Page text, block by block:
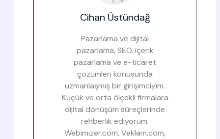
Cihan Üstündağ
Pazarlama ve dijital
pazarlama, SEO, içerik
pazarlama ve e-ticaret
çözümleri konusunda
uzmanlaşmış bir girişimciyim.
Küçük ve orta ölçekli firmalara
dijital dönüşüm süreçlerinde
rehberlik ediyorum.
Webimizer.com, Veklam.com,